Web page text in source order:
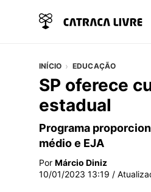
INÍCIO EDUCAÇÃO
SP oferece
estadual
Programa
médio e EJA
Por Márcio Diniz
10/01/2023 13:19 /